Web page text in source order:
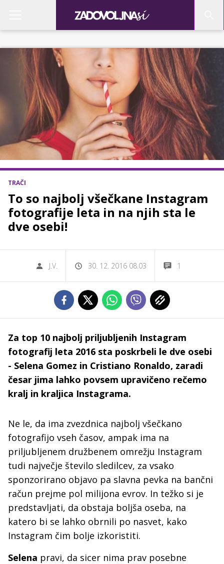
TRAČI
To so najbolj všečkane Instagram
fotografije leta in na njih sta le
dve osebi!
J.V. 30. 12. 2016 08.03 1
Za top 10 najbolj priljubljenih Instagram
fotografij leta 2016 sta poskrbeli le dve osebi
- Selena Gomez in Cristiano Ronaldo, zaradi
česar jima lahko povsem upravičeno rečemo
kralj in kraljica Instagrama.
Ne le, da ima zvezdnica najbolj všečkano
fotografijo vseh časov, ampak ima na
priljubljenem družbenem omrežju Instagram
tudi največje število sledilcev, za vsako
sponzorirano objavo pa slavna pevka na bančni
račun prejme pol milijona evrov. In težko si je
predstavljati, da obstaja boljša oseba, na
katero bi se lahko obrnili po nasvet, kako
Instagram čim bolje izkoristiti.
Selena pravi, da sicer nima prav posebne